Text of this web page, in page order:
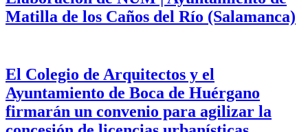
Matilla de los Caños del Río (Salamanca)
El Colegio de Arquitectos y el
Ayuntamiento de Boca de Huérgano
firmarán un convenio para agilizar la